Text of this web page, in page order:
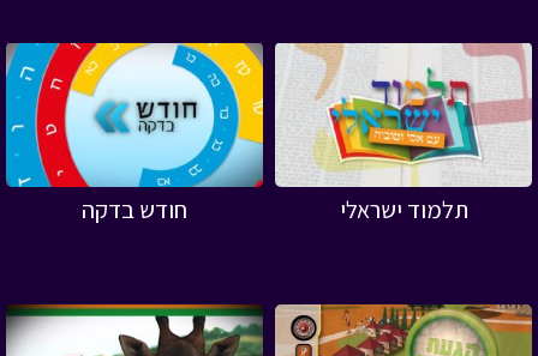
תלמוד ישראלי חודש בדקה